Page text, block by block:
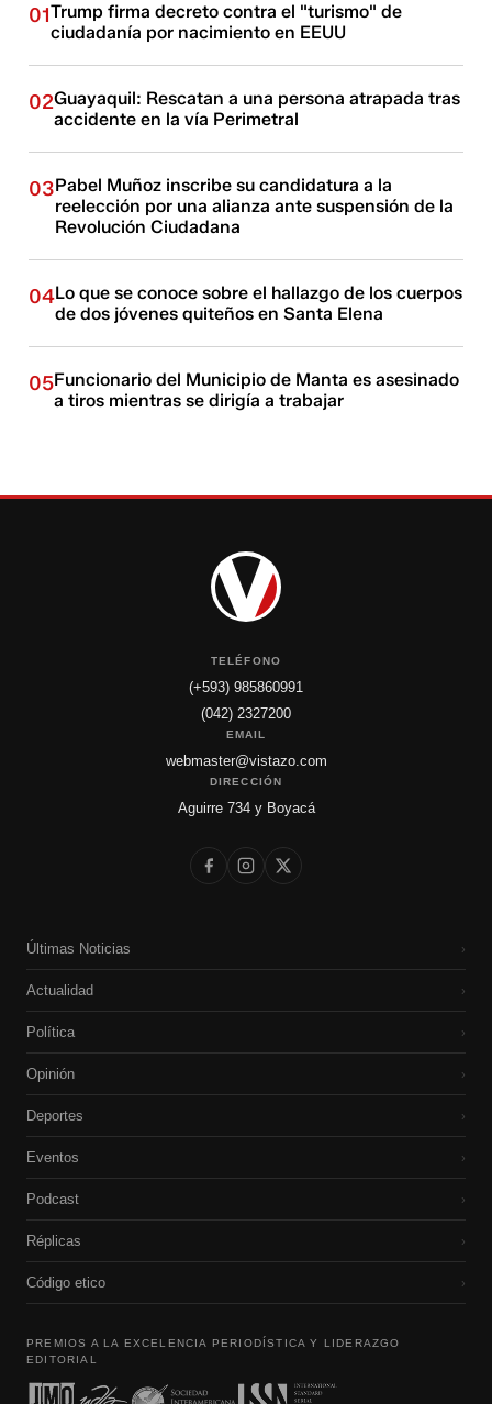
01Trump firma decreto contra el "turismo" de
ciudadanía por nacimiento en EEUU
02Guayaquil: Rescatan a una persona atrapada tras
accidente en la vía Perimetral
03Pabel Muñoz inscribe su candidatura a la
reelección por una alianza ante suspensión de la
Revolución Ciudadana
04Lo que se conoce sobre el hallazgo de los cuerpos
de dos jóvenes quiteños en Santa Elena
05Funcionario del Municipio de Manta es asesinado
a tiros mientras se dirigía a trabajar
TELÉFONO
(+593) 985860991
(042) 2327200
EMAIL
webmaster@vistazo.com
DIRECCIÓN
Aguirre 734 y Boyacá
Últimas Noticias ›
Actualidad ›
Política ›
Opinión ›
Deportes ›
Eventos ›
Podcast ›
Réplicas ›
Código etico ›
PREMIOS A LA EXCELENCIA PERIODÍSTICA Y LIDERAZGO
EDITORIAL